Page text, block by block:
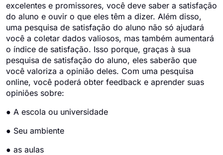
excelentes e promissores, você deve saber a satisfação
do aluno e ouvir o que eles têm a dizer. Além disso,
uma pesquisa de satisfação do aluno não só ajudará
você a coletar dados valiosos, mas também aumentará
o índice de satisfação. Isso porque, graças à sua
pesquisa de satisfação do aluno, eles saberão que
você valoriza a opinião deles. Com uma pesquisa
online, você poderá obter feedback e aprender suas
opiniões sobre:
● A escola ou universidade
● Seu ambiente
● as aulas